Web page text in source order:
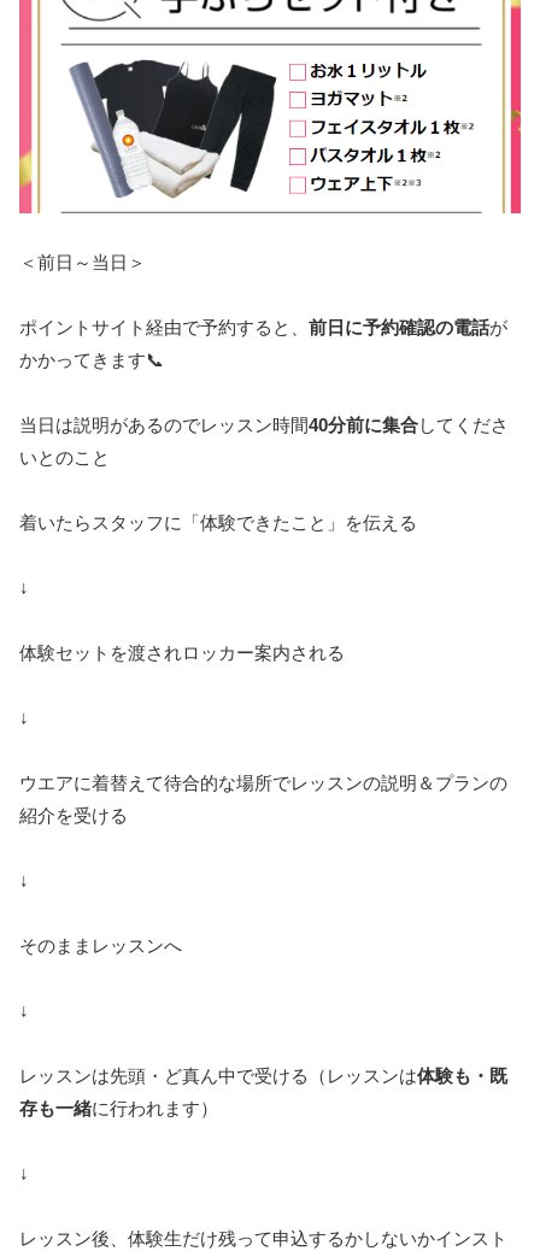
＜前日～当日＞
ポイントサイト経由で予約すると、 前日に予約確認の電話が
かかってきます📞
当日は説明があるのでレッスン時間40分前に集合してくださ
いとのこと
着いたらスタッフに「体験できたこと」を伝える
↓
体験セットを渡されロッカー案内される
↓
ウエアに着替えて待合的な場所でレッスンの説明＆プランの
紹介を受ける
↓
そのままレッスンへ
↓
レッスンは先頭・ど真ん中で受ける（レッスンは体験も・既
存も一緒に行われます）
↓
レッスン後、体験生だけ残って申込するかしないかインスト